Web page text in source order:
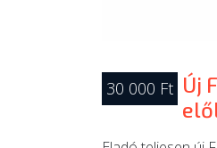
30 000 Ft Új